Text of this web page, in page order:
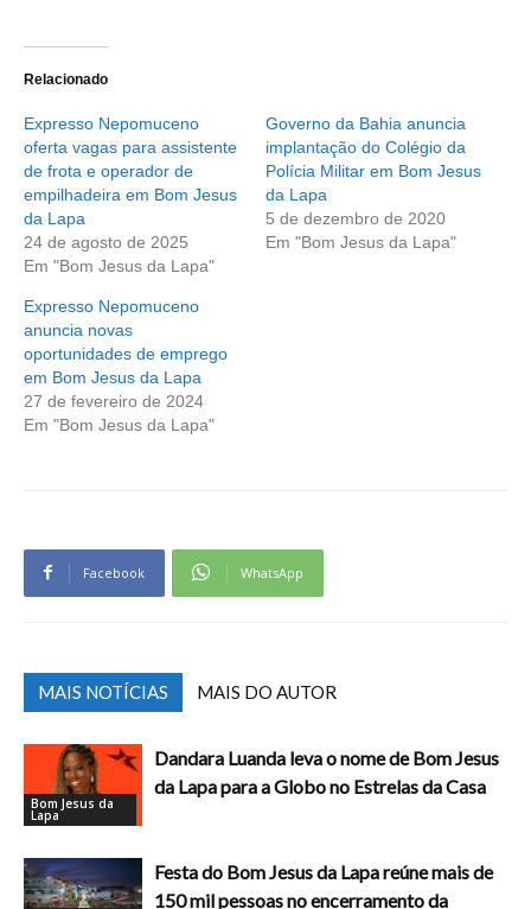
Relacionado
Expresso Nepomuceno
oferta vagas para assistente
de frota e operador de
empilhadeira em Bom Jesus
da Lapa
24 de agosto de 2025
Em "Bom Jesus da Lapa"
Governo da Bahia anuncia
implantação do Colégio da
Polícia Militar em Bom Jesus
da Lapa
5 de dezembro de 2020
Em "Bom Jesus da Lapa"
Expresso Nepomuceno
anuncia novas
oportunidades de emprego
em Bom Jesus da Lapa
27 de fevereiro de 2024
Em "Bom Jesus da Lapa"
Facebook WhatsApp
MAIS NOTÍCIAS MAIS DO AUTOR
Bom Jesus da
Lapa
Dandara Luanda leva o nome de Bom Jesus
da Lapa para a Globo no Estrelas da Casa
Festa do Bom Jesus da Lapa reúne mais de
150 mil pessoas no encerramento da